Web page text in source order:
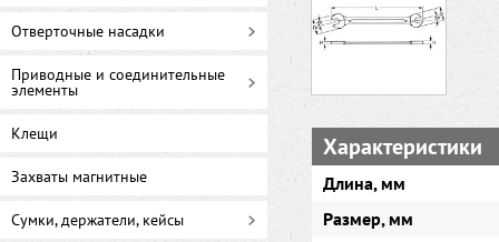
Отверточные насадки
Приводные и соединительные
элементы
Клещи
Захваты магнитные
Сумки, держатели, кейсы
Характеристики
Длина, мм
Размер, мм